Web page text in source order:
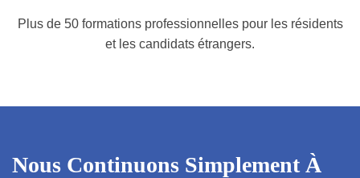
Plus de 50 formations professionnelles pour les résidents
et les candidats étrangers.
Nous Continuons Simplement À